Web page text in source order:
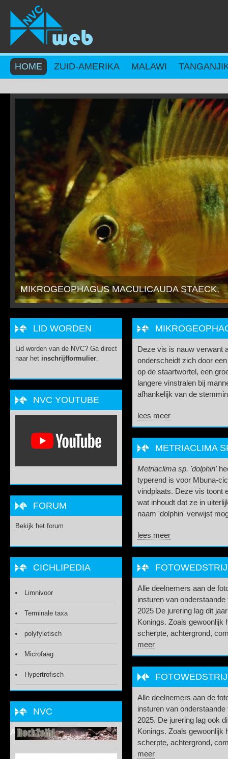
Overslaan en naar de inhoud gaan
HOME ZUID-AMERIKA MALAWI
METRIACLIMA SP. "DOLPHIN"
Deze vis is nauw verwant
onderscheidt zich door
op de staartwortel, een
langere vinstralen bij
afhankelijk van de
lees meer
METRIACLIMA
Metriaclima sp. 'dolphin'
typerend is voor Mbuna-
vindplaats. Deze vis toont
wat inhoudt dat ze in
naam 'dolphin' verwijst
lees meer
Alle deelnemers aan de
insturen van
2025 De jurering lag dit
Konings. Zoals gewoonlijk
scherpte, achtergrond,
meer
Alle deelnemers aan de
insturen van
2025. De jurering lag ook
Konings. Zoals gewoonlijk
scherpte, achtergrond,
meer
LID WORDEN
Lid worden van de NVC? Ga direct
naar het inschrijfformulier.
NVC YOUTUBE
FORUM
Bekijk het forum
CICHLIPEDIA
Limnivoor
Terminale taxa
polyfyletisch
Microfaag
Hypertrofisch
NVC
ADVERTEERDER